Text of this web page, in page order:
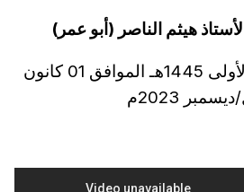
هيثم الناصر (أبو عمر)
الجمعة، 17 جمادى الأولى 1445هـ الموافق 01 كانون
2023م